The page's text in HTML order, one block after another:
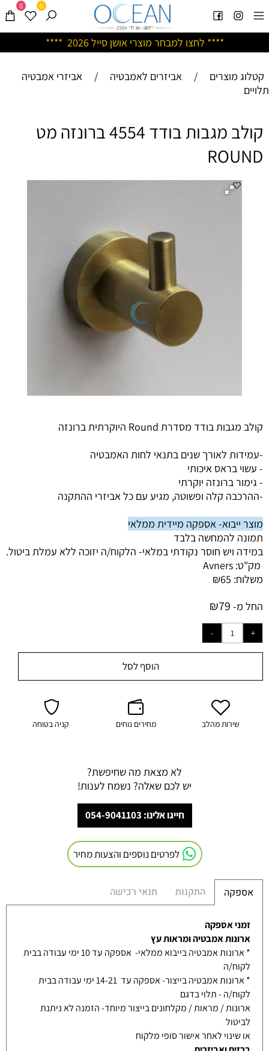
**** לחצו למבחר מוצרי אושן סייל 2026 ****
0 0
קטלוג מוצרים / אביזרים לאמבטיה /
אביזרי אמבטיה
תלויים
קולב מגבות בודד 4554 ברונזה מט
ROUND
קולב מגבות בודד מסדרת Round היוקרתית ברונזה
-עמידות לאורך שנים בתנאי לחות האמבטיה
- עשוי בראס איכותי
- גימור ברונזה יוקרתי
-ההרכבה קלה ופשוטה, מגיע עם כל אביזרי ההתקנה
מוצר ייבוא- אספקה מיידית ממלאי
תמונה להמחשה בלבד
במידה ויש חוסר נקודתי במלאי- הלקוח/ה יזוכה ללא עמלת ביטול.
מק"ט: Avners
משלוח:
₪65
החל מ-
₪79
הוסף לסל
שירות מהלב מחירים נוחים קניה בטוחה
לא מצאת מה שחיפשת?
יש לכם שאלה? נשמח לענות!
חייגו אלינו: 054-9041103
לפרטים נוספים והצעות מחיר
אספקה התקנות תנאי רכישה
זמני אספקה
ארונות אמבטיה ומראות עץ
* ארונות אמבטיה בייבוא ממלאי- אספקה עד 10 ימי עבודה בבית
לקוח/ה
* ארונות אמבטיה בייצור- אספקה עד 14-21 ימי עבודה בבית
לקוח/ה - תלוי בדגם
ארונות / מראות / מקלחונים בייצור מיוחד- הזמנה לא ניתנת
לביטול
או שינוי לאחר אישור סופי מלקוח